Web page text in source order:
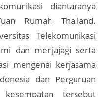
diantaranya
Rumah Thailand.
Telekomunikasi
dan menjajagi serta
mengenai kerjasama
dan Perguruan
tersebut